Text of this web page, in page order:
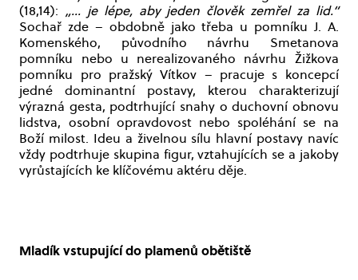
(18,14): „… je lépe, aby jeden člověk zemřel za lid.“
Sochař zde – obdobně jako třeba u pomníku J. A.
Komenského, původního návrhu Smetanova
pomníku nebo u nerealizovaného návrhu Žižkova
pomníku pro pražský Vítkov – pracuje s koncepcí
jedné dominantní postavy, kterou charakterizují
výrazná gesta, podtrhující snahy o duchovní obnovu
lidstva, osobní opravdovost nebo spoléhání se na
Boží milost. Ideu a živelnou sílu hlavní postavy navíc
vždy podtrhuje skupina figur, vztahujících se a jakoby
vyrůstajících ke klíčovému aktéru děje.
Mladík vstupující do plamenů obětiště